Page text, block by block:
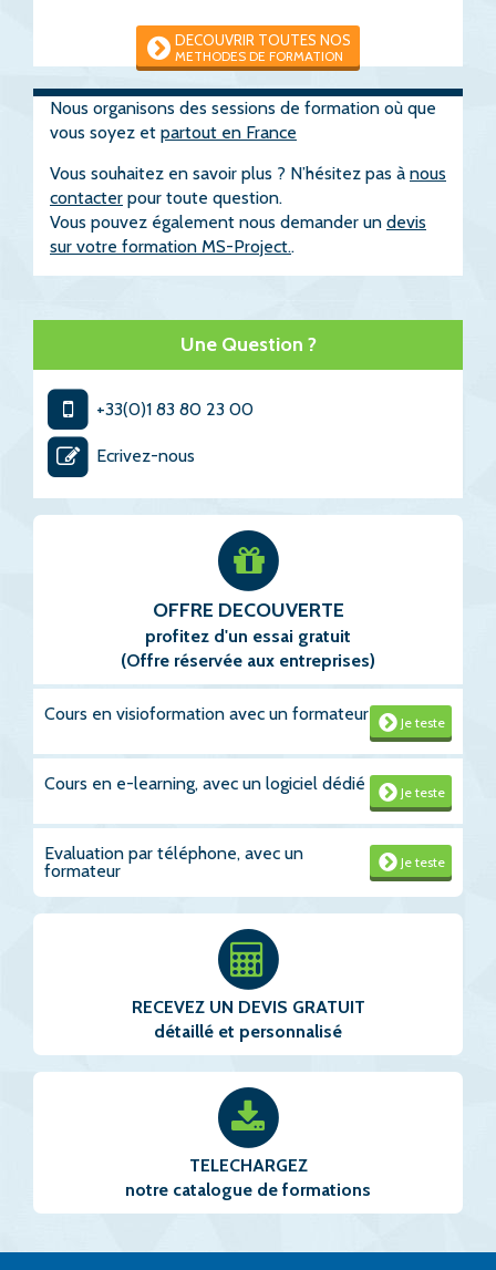
DECOUVRIR TOUTES NOS
METHODES DE FORMATION
Nous organisons des sessions de formation où que
vous soyez et partout en France
Vous souhaitez en savoir plus ? N’hésitez pas à nous
contacter pour toute question.
Vous pouvez également nous demander un devis
sur votre formation MS-Project..
Une Question ?
+33(0)1 83 80 23 00
Ecrivez-nous
OFFRE DECOUVERTE
profitez d'un essai gratuit
(Offre réservée aux entreprises)
Je teste
Cours en visioformation avec un formateur
Je teste
Cours en e-learning, avec un logiciel dédié
Je teste
Evaluation par téléphone, avec un
formateur
RECEVEZ UN DEVIS GRATUIT
détaillé et personnalisé
TELECHARGEZ
notre catalogue de formations